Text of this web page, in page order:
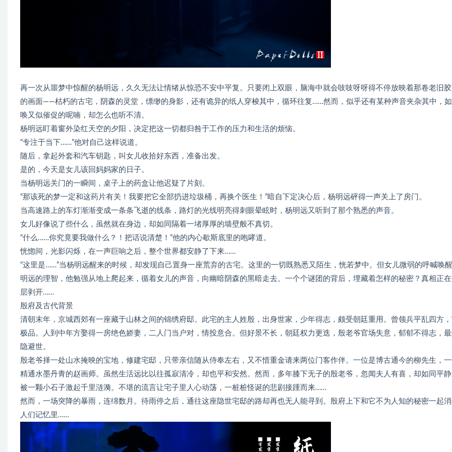
再一次从噩梦中惊醒的杨明远，久久无法让情绪从惊恐不安中平复。只要闭上双眼，脑海中就会吱吱呀呀得不停放映着那卷老旧
的画面——枯朽的古宅，阴森的灵堂，缥缈的身影，还有诡异的纸人穿梭其中，循环往复……然而，似乎还有某种声音夹杂其中，
唤又似催促的呢喃，却怎么也听不清。
杨明远盯着窗外染红天空的夕阳，决定把这一切都归咎于工作的压力和生活的烦恼。
“专注于当下……”他对自己这样说道。
随后，拿起外套和汽车钥匙，叫女儿收拾好东西，准备出发。
是的，今天是女儿该回妈妈家的日子。
当杨明远关门的一瞬间，桌子上的药盒让他迟疑了片刻。
“那该死的梦一定和这药片有关！我要把它全部扔进垃圾桶，再换个医生！”暗自下定决心后，杨明远砰得一声关上了房门。
当高速路上的车灯渐渐变成一条条飞逝的线条，路灯的光线明亮得刺眼晕眩时，杨明远又听到了那个熟悉的声音。
女儿好像说了些什么，虽然就在身边，却如同隔着一堵厚厚的墙壁般不真切。
“什么……你究竟要我做什么？！把话说清楚！”他的内心歇斯底里的咆哮道。
恍惚间，光影闪烁，在一声巨响之后，整个世界都安静了下来……
“这里是……”当杨明远醒来的时候，却发现自己置身一座荒弃的古宅。这里的一切既熟悉又陌生，恍若梦中。但女儿微弱的呼喊唤
明远的理智，他勉强从地上爬起来，循着女儿的声音，向幽暗阴森的黑暗走去。一个个谜团的背后，埋藏着怎样的秘密？真相正
层剥开……
殷府及古代背景
清朝末年，京城西郊有一座藏于山林之间的锦绣府邸。此宅的主人姓殷，出身世家，少年得志，颇受朝廷重用。曾领兵平乱四方，
极品。人到中年方娶得一房绝色娇妻，二人门当户对，情投意合。但好景不长，朝廷权力更迭，殷老爷官场失意，郁郁不得志，最
隐避世。
殷老爷择一处山水掩映的宝地，修建宅邸，只带亲信随从侍奉左右，又不惜重金请来两位门客作伴。一位是博古通今的柳先生，
精通水墨丹青的赵画师。虽然生活远比以往孤寂清冷，却也平和安然。然而，多年膝下无子的殷老爷，忽闻夫人有喜，却如同平
被一颗小石子激起千里涟漪。不堪的流言让宅子里人心动荡，一桩桩怪诞的悲剧接踵而来……
然而，一场突降的暴雨，连绵数月。待雨停之后，通往这座隐世宅邸的路却再也无人能寻到。殷府上下和它不为人知的秘密一起
人们记忆里……